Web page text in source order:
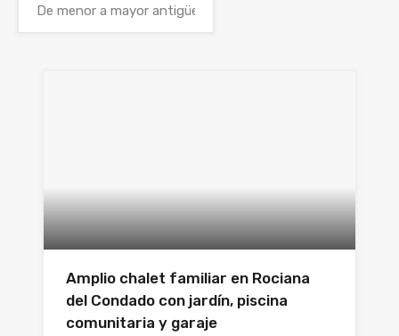
Amplio chalet familiar en Rociana
del Condado con jardín, piscina
comunitaria y garaje